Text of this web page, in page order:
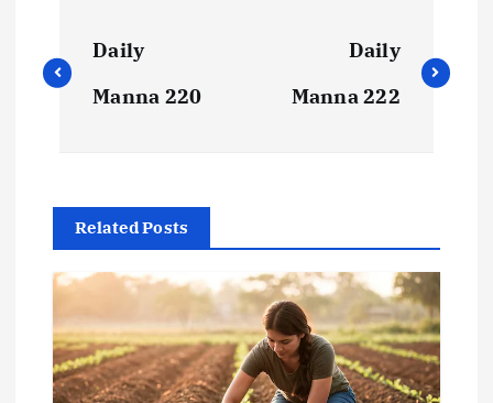
Daily
Manna 220
Daily
Manna 222
Related Posts